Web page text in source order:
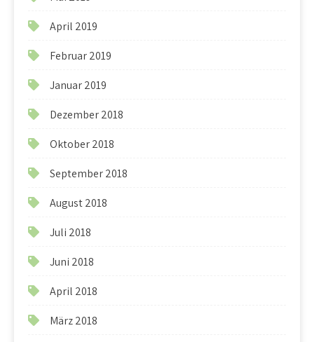
April 2019
Februar 2019
Januar 2019
Dezember 2018
Oktober 2018
September 2018
August 2018
Juli 2018
Juni 2018
April 2018
März 2018